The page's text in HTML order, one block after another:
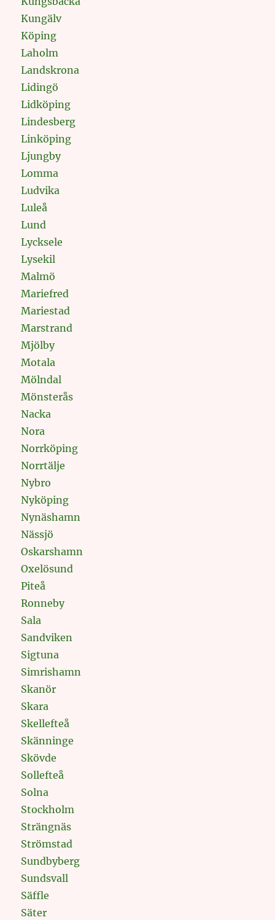
Kungälv
Köping
Laholm
Landskrona
Lidingö
Lidköping
Lindesberg
Linköping
Ljungby
Lomma
Ludvika
Luleå
Lund
Lycksele
Lysekil
Malmö
Mariefred
Mariestad
Marstrand
Mjölby
Motala
Mölndal
Mönsterås
Nacka
Nora
Norrköping
Norrtälje
Nybro
Nyköping
Nynäshamn
Nässjö
Oskarshamn
Oxelösund
Piteå
Ronneby
Sala
Sandviken
Sigtuna
Simrishamn
Skanör
Skara
Skellefteå
Skänninge
Skövde
Sollefteå
Solna
Stockholm
Strängnäs
Strömstad
Sundbyberg
Sundsvall
Säffle
Säter